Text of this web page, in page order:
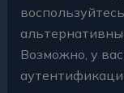
Возможно, у